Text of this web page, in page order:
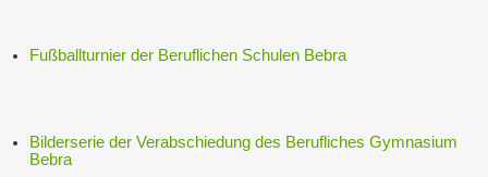
Fußballturnier der Beruflichen Schulen Bebra
Bilderserie der Verabschiedung des Berufliches Gymnasium
Bebra